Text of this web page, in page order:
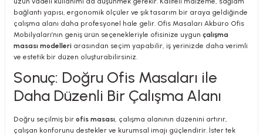
bağlantı yapısı, ergonomik ölçüler ve şık tasarım bir araya geldiğinde
çalışma alanı daha profesyonel hale gelir. Ofis Masaları Akbüro Ofis
Mobilyaları’nın geniş ürün seçenekleriyle ofisinize uygun çalışma
masası modelleri arasından seçim yapabilir, iş yerinizde daha verimli
ve estetik bir düzen oluşturabilirsiniz.
Sonuç: Doğru Ofis Masaları ile
Daha Düzenli Bir Çalışma Alanı
Doğru seçilmiş bir ofis masası , çalışma alanının düzenini artırır,
çalışan konforunu destekler ve kurumsal imajı güçlendirir. İster tek